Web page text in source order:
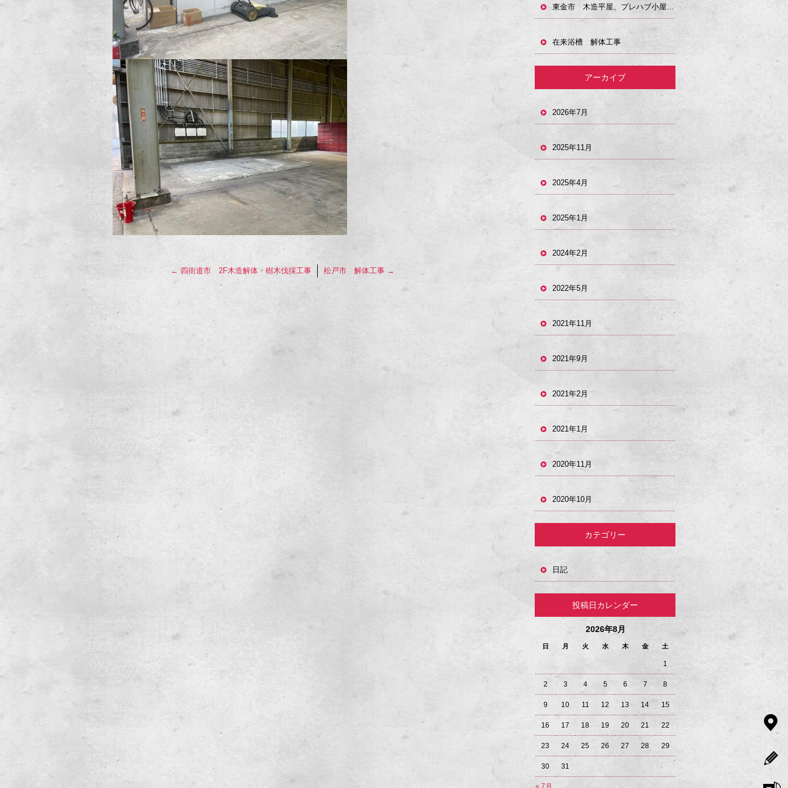
← 四街道市 2F木造解体・樹木伐採工事 松戸市 解体工事 →
東金市 木造平屋、プレハブ小屋解体工事
在来浴槽 解体工事
アーカイブ
2026年7月
2025年11月
2025年4月
2025年1月
2024年2月
2022年5月
2021年11月
2021年9月
2021年2月
2021年1月
2020年11月
2020年10月
カテゴリー
日記
投稿日カレンダー
2026年8月
日 月 火 水 木 金 土
1
2 3 4 5 6 7 8
9 10 11 12 13 14 15
16 17 18 19 20 21 22
23 24 25 26 27 28 29
30 31